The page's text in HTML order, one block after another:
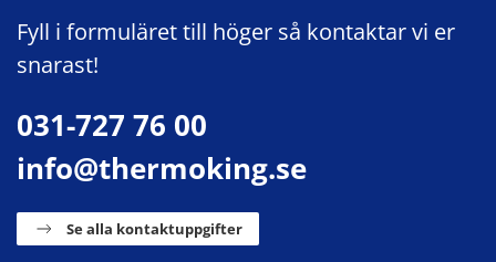
Fyll i formuläret till höger så kontaktar vi er
snarast!
031-727 76 00
info@thermoking.se
Se alla kontaktuppgifter